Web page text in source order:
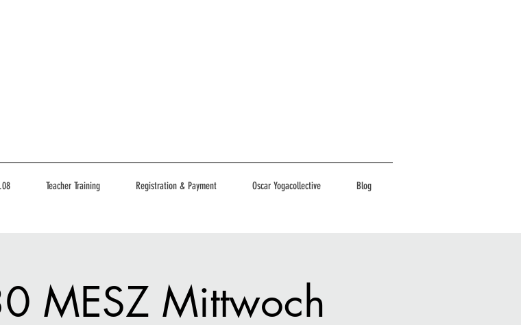
Teacher Training Registration & Payment Oscar Yogacollective Blog
MESZ Mittwoch